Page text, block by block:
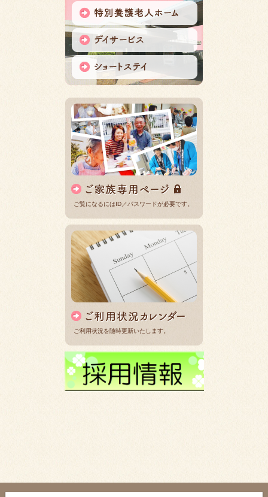
ご覧になるにはID／パスワードが必要です。
ご利用状況を随時更新いたします。